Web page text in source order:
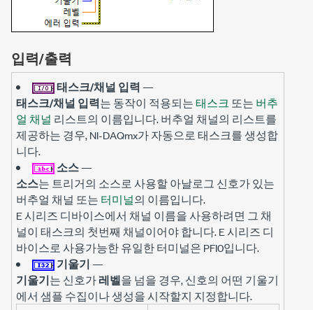
입력/출력
태스크/채널 입력 —
태스크/채널 입력는 동작이 적용되는태스크 또는 버추
얼 채널 리스트의 이름입니다. 버추얼 채널의 리스트를
제공하는 경우, NI-DAQmx가 자동으로 태스크를 생성합
니다.
소스—
소스는 트리거의 소스로 사용할 아날로그 신호가 있는
버추얼 채널 또는 터미널의 이름입니다.
E 시리즈 디바이스에서 채널 이름을 사용하려면 그 채
널이 태스크의 첫번째 채널이어야 합니다. E 시리즈 디
바이스로 사용가능한 유일한 터미널은 PFI0입니다.
기울기 —
기울기는 신호가레벨을 넘을 경우, 신호의 어떤 기울기
에서 샘플 수집이나 생성을 시작할지 지정합니다.